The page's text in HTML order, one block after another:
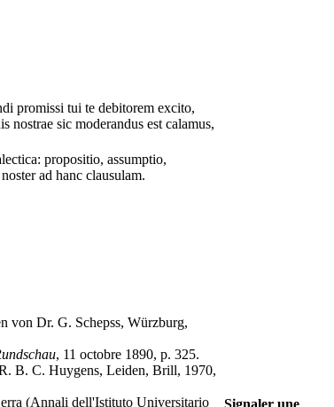
promissi tui te debitorem excito,
sic moderandus est calamus,
propositio, assumptio,
ad hanc clausulam.
von Dr. G. Schepss, Würzburg,
, 11 octobre 1890, p. 325.
B. C. Huygens, Leiden, Brill, 1970,
(Annali dell'Istituto Universitario
Signaler une